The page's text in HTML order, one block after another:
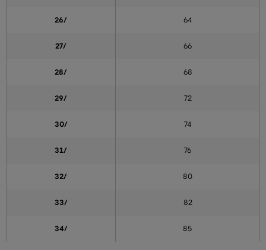
26/ 64
27/ 66
28/ 68
29/ 72
30/ 74
31/ 76
32/ 80
33/ 82
34/ 85